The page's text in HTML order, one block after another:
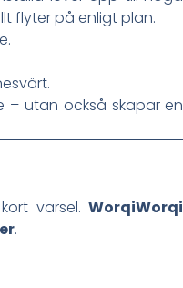
flyter på enligt plan.
– utan också skapar en
varsel.WorqiWorqi
.